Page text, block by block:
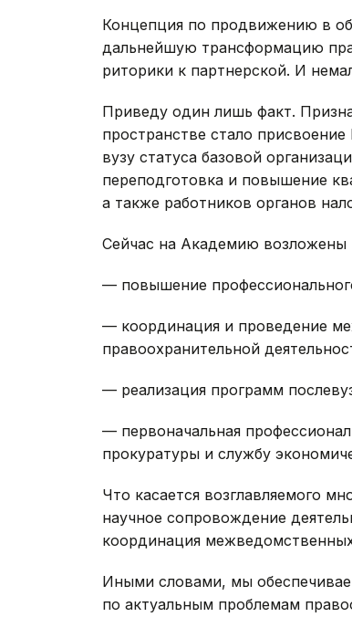
Концепция по продвижению в
дальнейшую трансформацию
риторики к партнерской. И
Приведу один лишь факт.
пространстве стало
вузу статуса базовой
переподготовка и повышение
а также работников органов
Сейчас на Академию возложены
— повышение
— координация и проведение
правоохранительной
— реализация программ
— первоначальная
прокуратуры и службу
Что касается возглавляемого
научное сопровождение
координация
Иными словами, мы
по актуальным проблемам